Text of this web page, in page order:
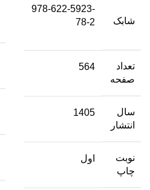
شابک
978-622-5923-
78-2
تعداد
صفحه
564
سال
انتشار
1405
نوبت
چاپ
اول